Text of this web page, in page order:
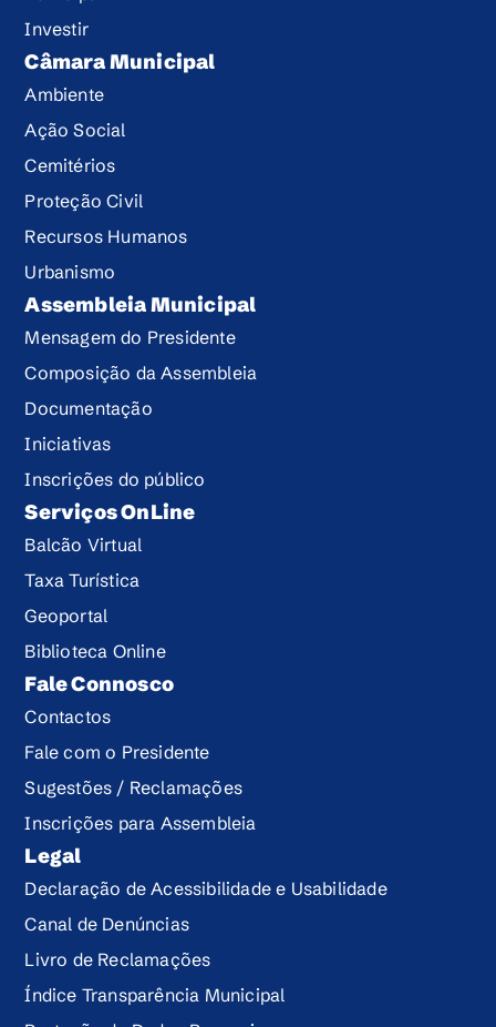
Investir
Câmara Municipal
Ambiente
Ação Social
Cemitérios
Proteção Civil
Recursos Humanos
Urbanismo
Assembleia Municipal
Mensagem do Presidente
Composição da Assembleia
Documentação
Iniciativas
Inscrições do público
Serviços OnLine
Balcão Virtual
Taxa Turística
Geoportal
Biblioteca Online
Fale Connosco
Contactos
Fale com o Presidente
Sugestões / Reclamações
Inscrições para Assembleia
Legal
Declaração de Acessibilidade e Usabilidade
Canal de Denúncias
Livro de Reclamações
Índice Transparência Municipal